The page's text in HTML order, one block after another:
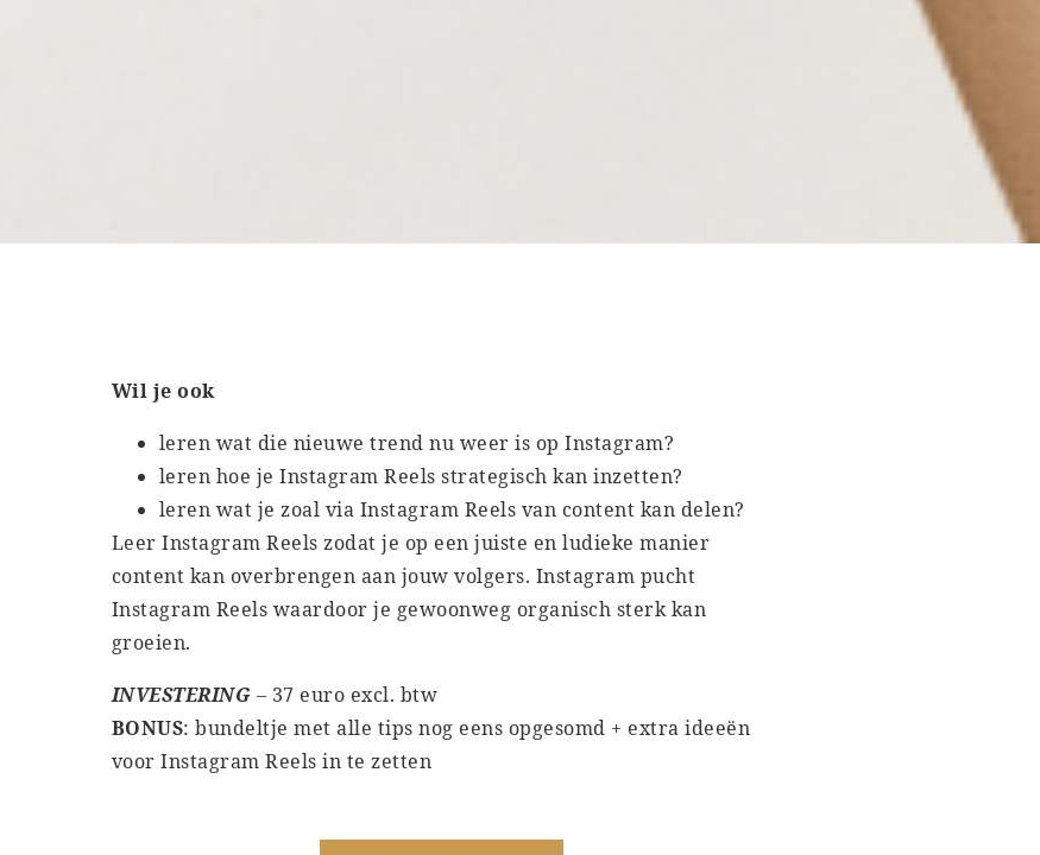
Wil je ook
leren wat die nieuwe trend nu weer is op Instagram?
leren hoe je Instagram Reels strategisch kan inzetten?
leren wat je zoal via Instagram Reels van content kan delen?
Leer Instagram Reels zodat je op een juiste en ludieke manier
content kan overbrengen aan jouw volgers. Instagram pucht
Instagram Reels waardoor je gewoonweg organisch sterk kan
groeien.
INVESTERING – 37 euro excl. btw
BONUS: bundeltje met alle tips nog eens opgesomd + extra ideeën
voor Instagram Reels in te zetten